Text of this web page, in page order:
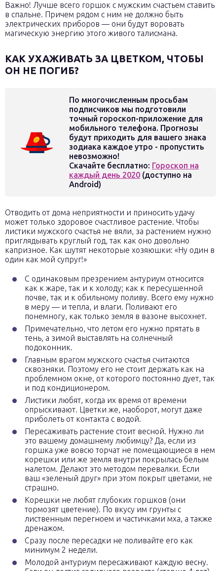
Важно! Лучше всего горшок с мужским счастьем ставить
в спальне. Причем рядом с ним не должно быть
электрических приборов — они будут воровать
магическую энергию этого живого талисмана.
КАК УХАЖИВАТЬ ЗА ЦВЕТКОМ, ЧТОБЫ
ОН НЕ ПОГИБ?
По многочисленным просьбам
подписчиков мы подготовили
точный гороскоп-приложение для
мобильного телефона. Прогнозы
будут приходить для вашего знака
зодиака каждое утро - пропустить
невозможно!
Скачайте бесплатно: Гороскоп на
каждый день 2020 (доступно на
Android)
Отводить от дома неприятности и приносить удачу
может только здоровое счастливое растение. Чтобы
листики мужского счастья не вяли, за растением нужно
приглядывать круглый год, так как оно довольно
капризное. Как шутят некоторые хозяюшки: «Ну один в
один как мой супруг!»
С одинаковым презрением антуриум относится
как к жаре, так и к холоду; как к пересушенной
почве, так и к обильному поливу. Всего ему нужно
в меру — и тепла, и влаги. Поливают его
понемногу, как только земля в вазоне высохнет.
Примечательно, что летом его нужно прятать в
тень, а зимой выставлять на солнечный
подоконник.
Главным врагом мужского счастья считаются
сквозняки. Поэтому его не стоит держать как на
проблемном окне, от которого постоянно дует, так
и под кондиционером.
Листики любят, когда их время от времени
опрыскивают. Цветки же, наоборот, могут даже
приболеть от контакта с водой.
Пересаживать растение стоит весной. Нужно ли
это вашему домашнему любимцу? Да, если из
горшка уже вовсю торчат не помещающиеся в нем
корешки или же земля внутри покрылась белым
налетом. Делают это методом перевалки. Если
ваш «зеленый друг» при этом покрыт цветами, не
страшно.
Корешки не любят глубоких горшков (они
тормозят цветение). По вкусу им грунты с
лиственным перегноем и частичками мха, а также
дренажом.
Сразу после пересадки не поливайте его как
минимум 2 недели.
Молодой антуриум пересаживают каждую весну.